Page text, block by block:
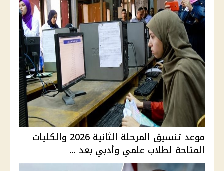
موعد تنسيق المرحلة الثانية 2026 والكليات
المتاحة لطلاب علمي وأدبي بعد ...